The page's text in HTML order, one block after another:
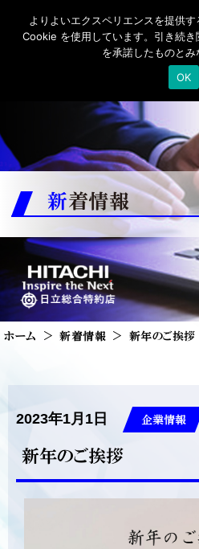
新着情報
ホーム 新着情報 新年のご挨拶
2023年1月1日 企業情報
新年のご挨拶
よりよいエクスペリエンスを提供
Cookie を使用しています。引き続
を承諾したものとみ
OK